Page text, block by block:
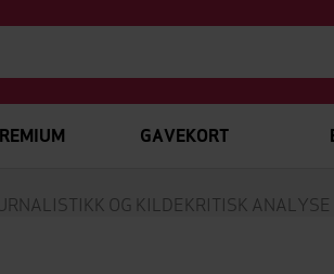
GAVEKORT
OG KILDEKRITISK ANALYSE